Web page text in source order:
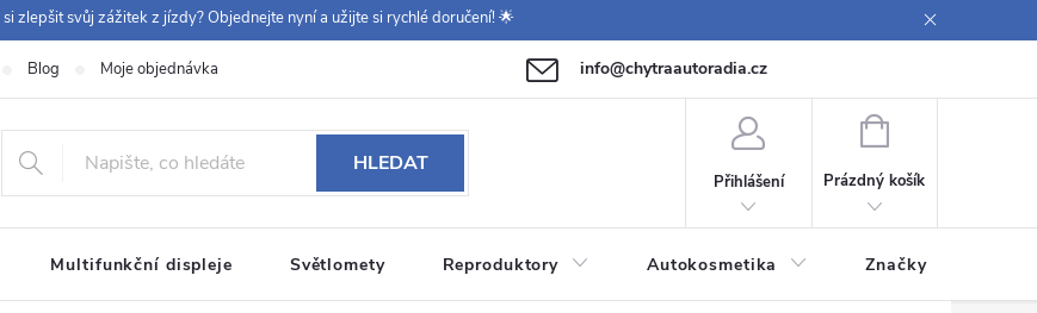
si zlepšit svůj zážitek z jízdy? Objednejte nyní a užijte si rychlé doručení! 🌟
+420 771 149 411 (Po-Pá 09:00-12:00, 12:30-14:00)
info@chytraautoradia.cz
Blog Moje objednávka
HLEDAT
Přihlášení
NÁKUPNÍ
Prázdný košík
Multifunkční displeje Světlomety Reproduktory Autokosmetika Značky